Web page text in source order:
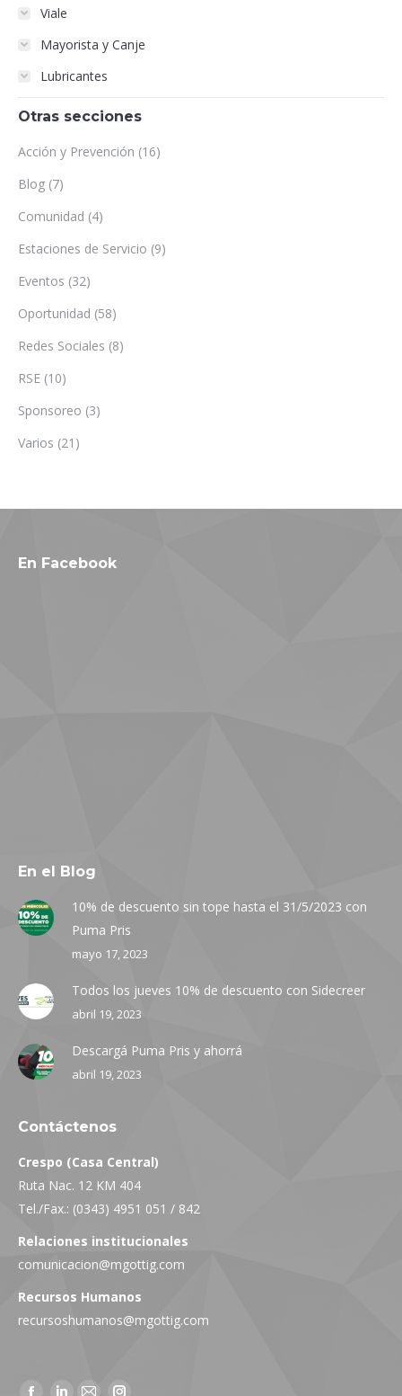
Viale
Mayorista y Canje
Lubricantes
Otras secciones
Acción y Prevención (16)
Blog (7)
Comunidad (4)
Estaciones de Servicio (9)
Eventos (32)
Oportunidad (58)
Redes Sociales (8)
RSE (10)
Sponsoreo (3)
Varios (21)
En Facebook
En el Blog
10% de descuento sin tope hasta el 31/5/2023 con
Puma Pris
mayo 17, 2023
Todos los jueves 10% de descuento con Sidecreer
abril 19, 2023
Descargá Puma Pris y ahorrá
abril 19, 2023
Contáctenos
Crespo (Casa Central)
Ruta Nac. 12 KM 404
Tel./Fax.: (0343) 4951 051 / 842
Relaciones institucionales
comunicacion@mgottig.com
Recursos Humanos
recursoshumanos@mgottig.com